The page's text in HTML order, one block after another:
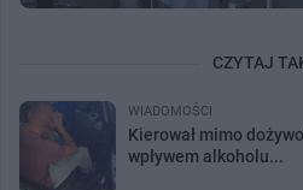
CZYTAJ
WIADOMOŚCI
Kierował mimo
wpływem alkoholu...